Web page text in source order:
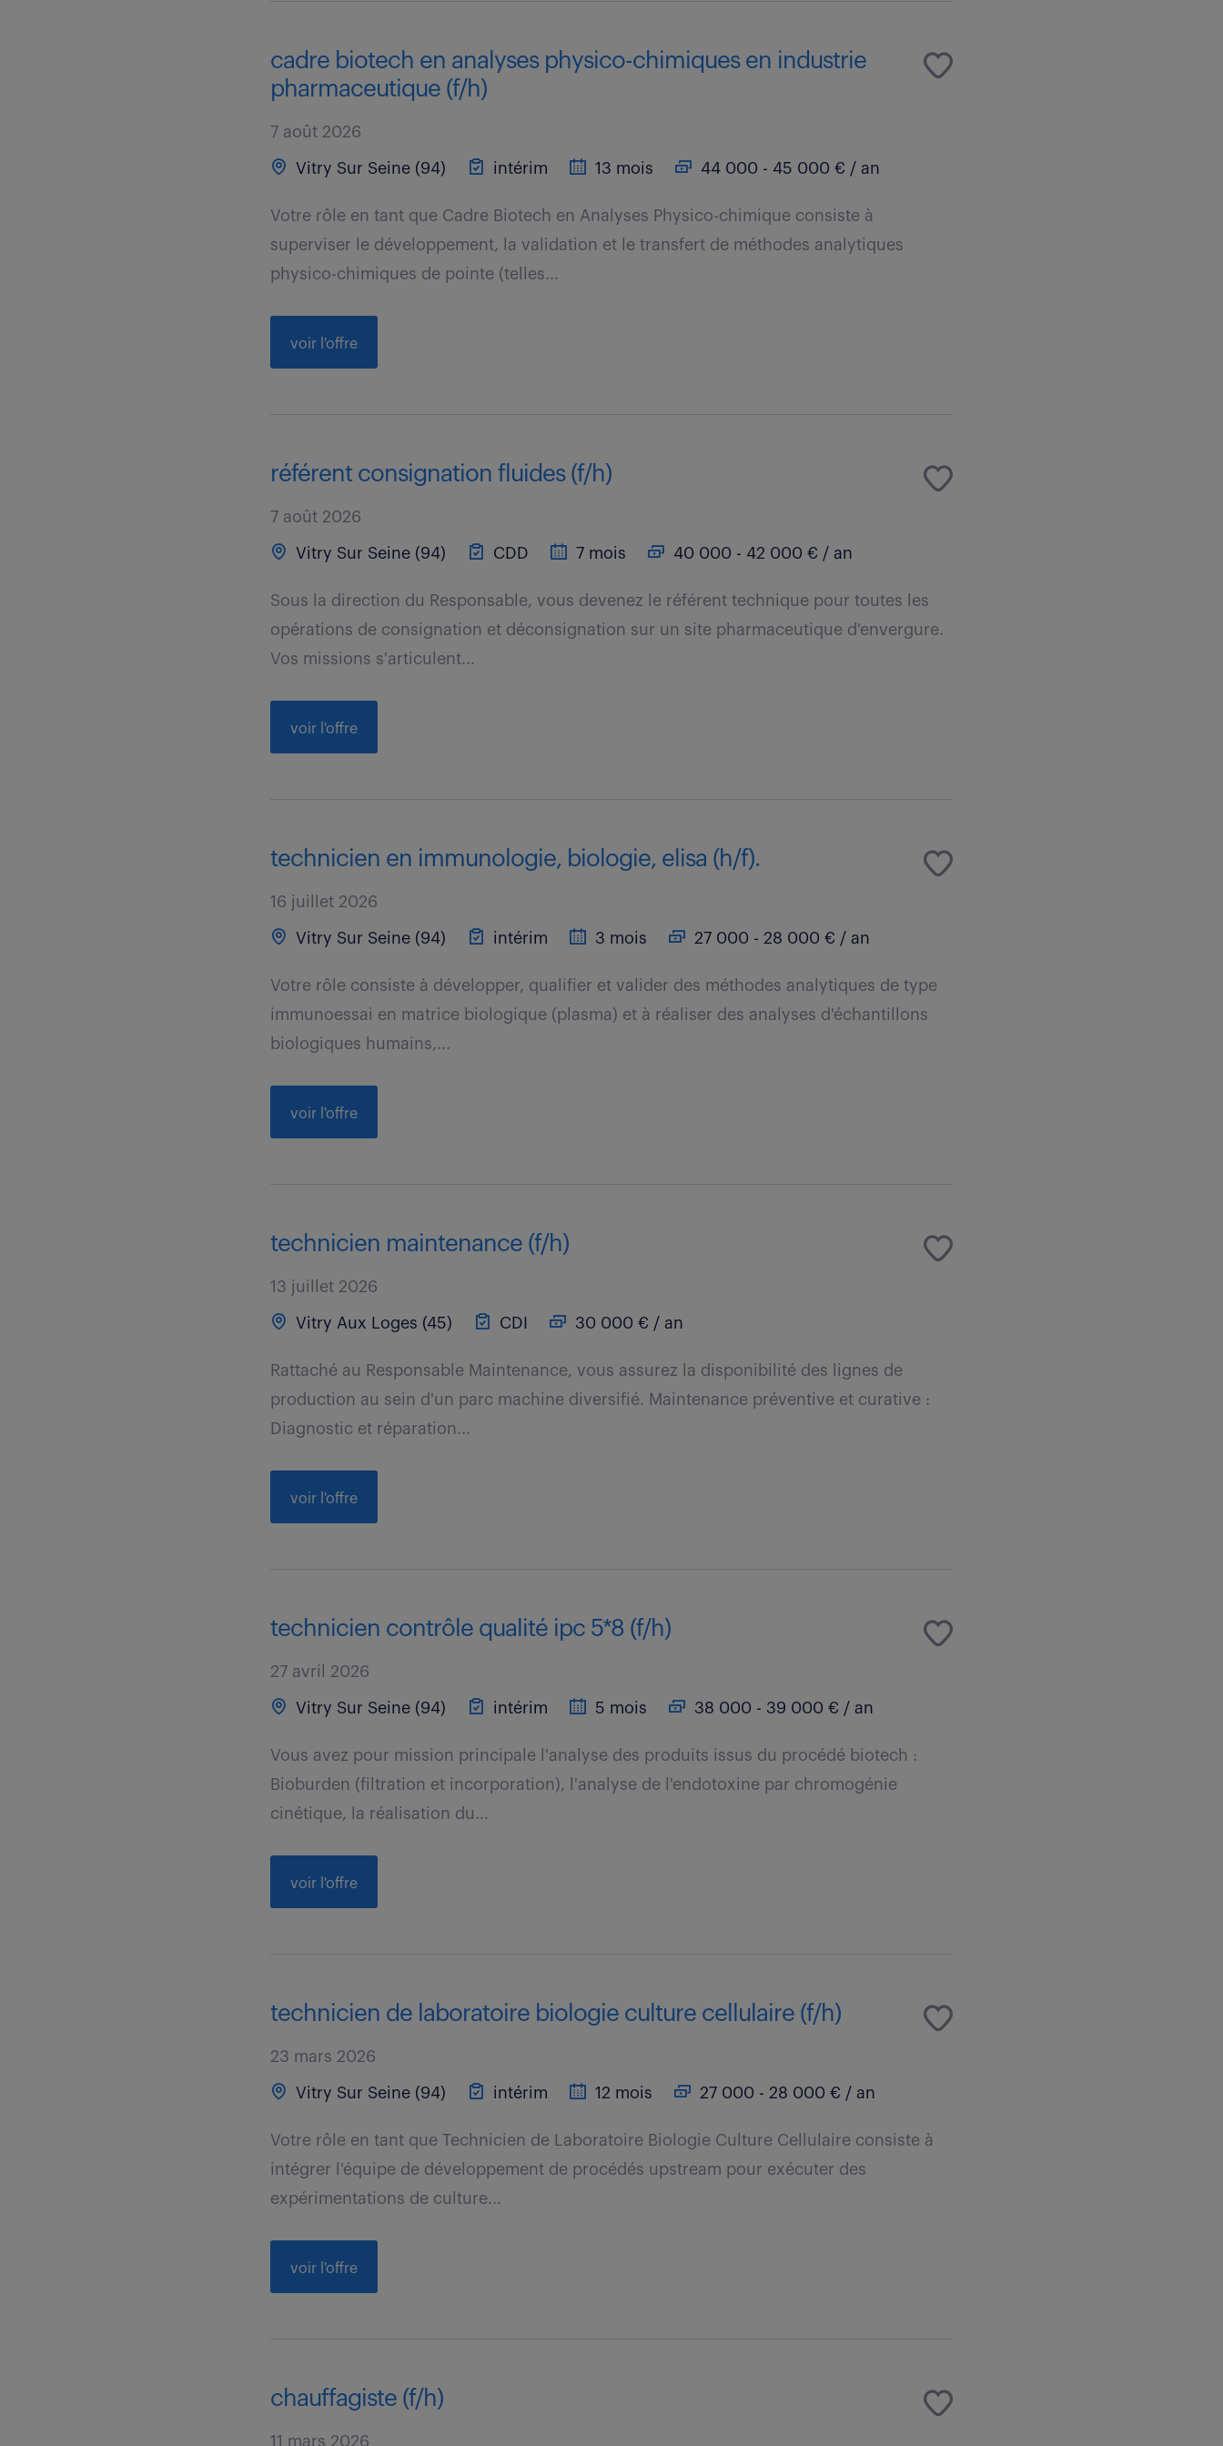
cadre biotech en analyses physico-chimiques en industrie
pharmaceutique (f/h)
7 août 2026
Vitry Sur Seine (94) intérim 13 mois 44 000 - 45 000 € / an
Votre rôle en tant que Cadre Biotech en Analyses Physico-chimique consiste à
superviser le développement, la validation et le transfert de méthodes analytiques
physico-chimiques de pointe (telles...
voir l'offre
référent consignation fluides (f/h)
7 août 2026
Vitry Sur Seine (94) CDD 7 mois 40 000 - 42 000 € / an
Sous la direction du Responsable, vous devenez le référent technique pour toutes les
opérations de consignation et déconsignation sur un site pharmaceutique d'envergure.
Vos missions s'articulent...
voir l'offre
technicien en immunologie, biologie, elisa (h/f).
16 juillet 2026
Vitry Sur Seine (94) intérim 3 mois 27 000 - 28 000 € / an
Votre rôle consiste à développer, qualifier et valider des méthodes analytiques de type
immunoessai en matrice biologique (plasma) et à réaliser des analyses d'échantillons
biologiques humains,...
voir l'offre
technicien maintenance (f/h)
13 juillet 2026
Vitry Aux Loges (45) CDI 30 000 € / an
Rattaché au Responsable Maintenance, vous assurez la disponibilité des lignes de
production au sein d'un parc machine diversifié. Maintenance préventive et curative :
Diagnostic et réparation...
voir l'offre
technicien contrôle qualité ipc 5*8 (f/h)
27 avril 2026
Vitry Sur Seine (94) intérim 5 mois 38 000 - 39 000 € / an
Vous avez pour mission principale l'analyse des produits issus du procédé biotech :
Bioburden (filtration et incorporation), l'analyse de l'endotoxine par chromogénie
cinétique, la réalisation du...
voir l'offre
technicien de laboratoire biologie culture cellulaire (f/h)
23 mars 2026
Vitry Sur Seine (94) intérim 12 mois 27 000 - 28 000 € / an
Votre rôle en tant que Technicien de Laboratoire Biologie Culture Cellulaire consiste à
intégrer l'équipe de développement de procédés upstream pour exécuter des
expérimentations de culture...
voir l'offre
chauffagiste (f/h)
11 mars 2026